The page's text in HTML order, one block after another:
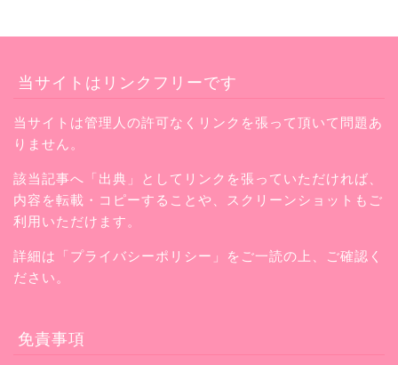
当サイトはリンクフリーです
当サイトは管理人の許可なくリンクを張って頂いて問題あ
りません。
該当記事へ「出典」としてリンクを張っていただければ、
内容を転載・コピーすることや、スクリーンショットもご
利用いただけます。
詳細は「プライバシーポリシー」をご一読の上、ご確認く
ださい。
免責事項